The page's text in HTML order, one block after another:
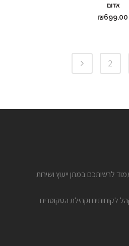
אדום
₪699.00
2
לרשותכם במתן ייעוץ ושירות
וקהילת הסקוטרים